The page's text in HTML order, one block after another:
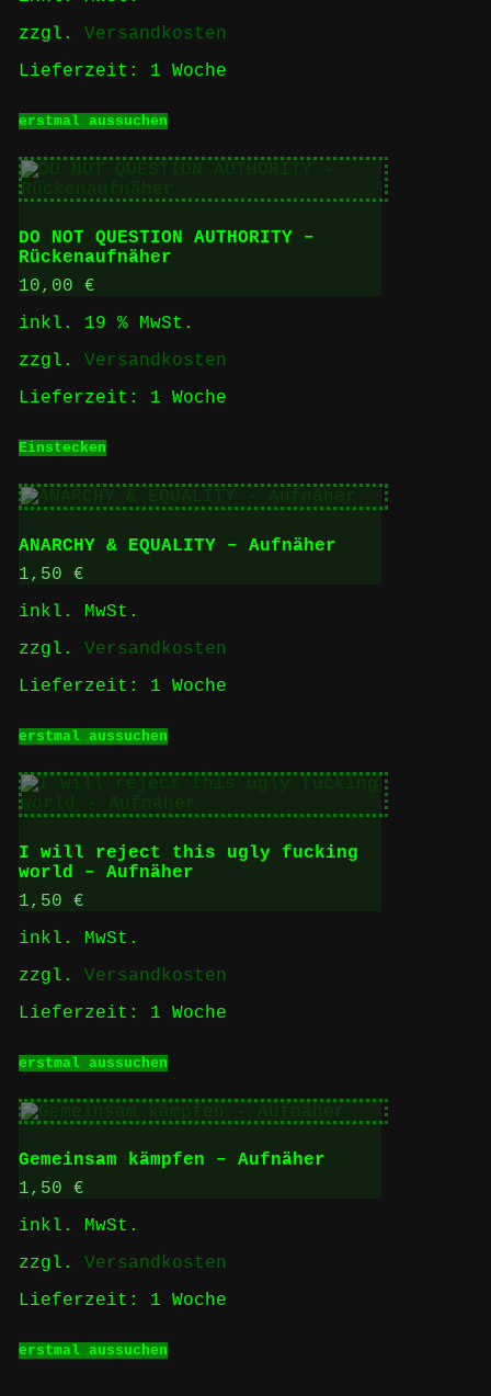
zzgl. Versandkosten
Lieferzeit: 1 Woche
erstmal aussuchenProdukt
mehrere
Varianten
auf.
Die
Optionen
können
Produktseite
werden
DO NOT QUESTION AUTHORITY –
Rückenaufnäher
10,00 €
inkl. 19 % MwSt.
zzgl. Versandkosten
Lieferzeit: 1 Woche
Einstecken
ANARCHY & EQUALITY – Aufnäher
1,50 €
inkl. MwSt.
zzgl. Versandkosten
Lieferzeit: 1 Woche
erstmal aussuchenProdukt
mehrere
Varianten
auf.
Die
Optionen
können
werden
I will reject this ugly fucking
world – Aufnäher
1,50 €
inkl. MwSt.
zzgl. Versandkosten
Lieferzeit: 1 Woche
erstmal aussuchenProdukt
mehrere
Varianten
auf.
Die
Produktseite
werden
Gemeinsam kämpfen – Aufnäher
1,50 €
inkl. MwSt.
zzgl. Versandkosten
Lieferzeit: 1 Woche
erstmal aussuchenProdukt